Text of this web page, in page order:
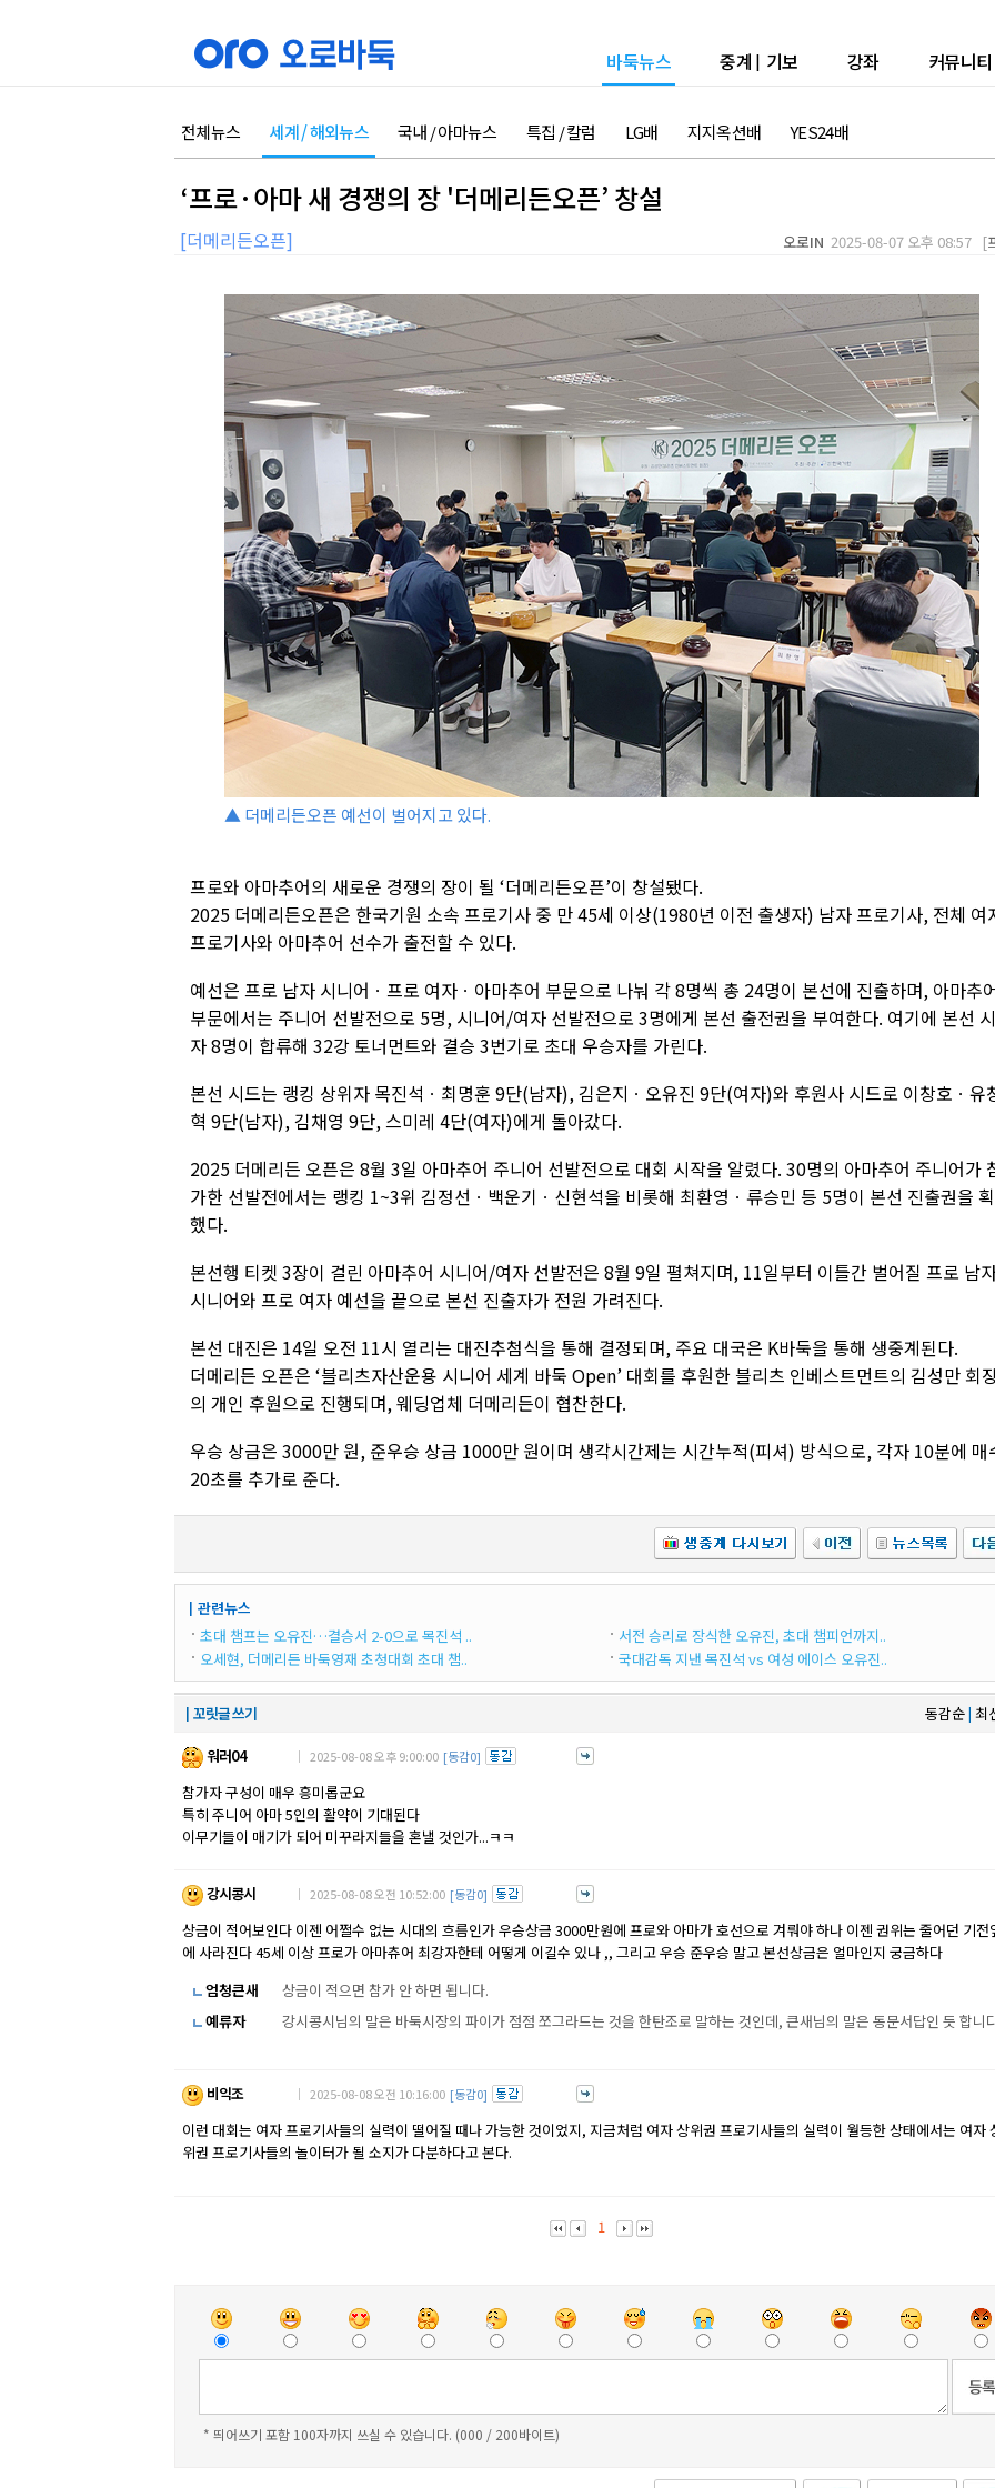
바둑뉴스 중계 | 기보 강좌 커뮤니티
전체뉴스 세계 / 해외뉴스 국내 / 아마뉴스 특집 / 칼럼 LG배 지지옥션배 YES24배
‘프로·아마 새 경쟁의 장 '더메리든오픈’ 창설
[더메리든오픈] 오로IN 2025-08-07 오후 08:57 [
▲ 더메리든오픈 예선이 벌어지고 있다.
프로와 아마추어의 새로운 경쟁의 장이 될 ‘더메리든오픈’이 창설됐다.
2025 더메리든오픈은 한국기원 소속 프로기사 중 만 45세 이상(1980년 이전 출생자) 남자 프로기사, 전체 여
프로기사와 아마추어 선수가 출전할 수 있다.
예선은 프로 남자 시니어ㆍ프로 여자ㆍ아마추어 부문으로 나눠 각 8명씩 총 24명이 본선에 진출하며, 아마추
부문에서는 주니어 선발전으로 5명, 시니어/여자 선발전으로 3명에게 본선 출전권을 부여한다. 여기에 본선
자 8명이 합류해 32강 토너먼트와 결승 3번기로 초대 우승자를 가린다.
본선 시드는 랭킹 상위자 목진석ㆍ최명훈 9단(남자), 김은지ㆍ오유진 9단(여자)와 후원사 시드로 이창호ㆍ유
혁 9단(남자), 김채영 9단, 스미레 4단(여자)에게 돌아갔다.
2025 더메리든 오픈은 8월 3일 아마추어 주니어 선발전으로 대회 시작을 알렸다. 30명의 아마추어 주니어가
가한 선발전에서는 랭킹 1~3위 김정선ㆍ백운기ㆍ신현석을 비롯해 최환영ㆍ류승민 등 5명이 본선 진출권을
했다.
본선행 티켓 3장이 걸린 아마추어 시니어/여자 선발전은 8월 9일 펼쳐지며, 11일부터 이틀간 벌어질 프로 남
시니어와 프로 여자 예선을 끝으로 본선 진출자가 전원 가려진다.
본선 대진은 14일 오전 11시 열리는 대진추첨식을 통해 결정되며, 주요 대국은 K바둑을 통해 생중계된다.
더메리든 오픈은 ‘블리츠자산운용 시니어 세계 바둑 Open’ 대회를 후원한 블리츠 인베스트먼트의 김성만 회
의 개인 후원으로 진행되며, 웨딩업체 더메리든이 협찬한다.
우승 상금은 3000만 원, 준우승 상금 1000만 원이며 생각시간제는 시간누적(피셔) 방식으로, 각자 10분에 매
20초를 추가로 준다.
┃관련뉴스
초대 챔프는 오유진…결승서 2-0으로 목진석 ..
오세현, 더메리든 바둑영재 초청대회 초대 챔..
서전 승리로 장식한 오유진, 초대 챔피언까지..
국대감독 지낸 목진석 vs 여성 에이스 오유진..
┃꼬릿글 쓰기 동감순| 최
워러04
｜ 2025-08-08 오후 9:00:00 [동감0]
참가자 구성이 매우 흥미롭군요
특히 주니어 아마 5인의 활약이 기대된다
이무기들이 매기가 되어 미꾸라지들을 혼낼 것인가...ㅋㅋ
강시콩시 ｜ 2025-08-08 오전 10:52:00 [동감0]
상금이 적어보인다 이젠 어쩔수 없는 시대의 흐름인가 우승상금 3000만원에 프로와 아마가 호선으로 겨뤄야 하나 이젠 권위는 줄어던 기전
에 사라진다 45세 이상 프로가 아마츄어 최강자한테 어떻게 이길수 있나 ,, 그리고 우승 준우승 말고 본선상금은 얼마인지 궁금하다
엄청큰새
상금이 적으면 참가 안 하면 됩니다.
예류자
강시콩시님의 말은 바둑시장의 파이가 점점 쪼그라드는 것을 한탄조로 말하는 것인데, 큰새님의 말은 동문서답인 듯 합니
비익조 ｜ 2025-08-08 오전 10:16:00 [동감0]
이런 대회는 여자 프로기사들의 실력이 떨어질 때나 가능한 것이었지, 지금처럼 여자 상위권 프로기사들의 실력이 월등한 상태에서는 여자
위권 프로기사들의 놀이터가 될 소지가 다분하다고 본다.
1
* 띄어쓰기 포함 100자까지 쓰실 수 있습니다. (000 / 200바이트)